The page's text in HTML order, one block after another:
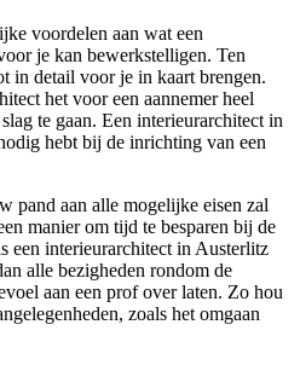
voordelen aan wat een
je kan bewerkstelligen. Ten
in detail voor je in kaart brengen.
het voor een aannemer heel
te gaan. Een interieurarchitect in
hebt bij de inrichting van een
pand aan alle mogelijke eisen zal
manier om tijd te besparen bij de
een interieurarchitect in Austerlitz
alle bezigheden rondom de
aan een prof over laten. Zo hou
zoals het omgaan